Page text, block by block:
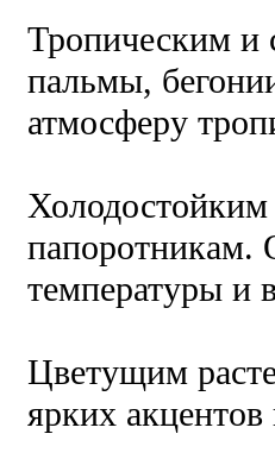
Тропическим и
пальмы,
атмосферу
Холодостойким
папоротникам.
температуры и
Цветущим
ярких